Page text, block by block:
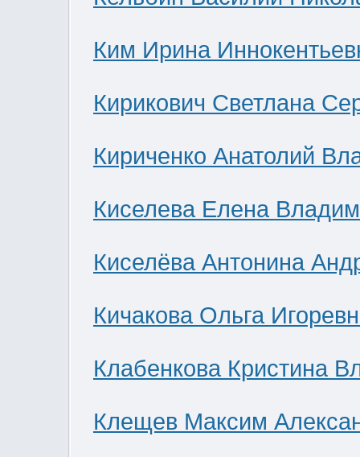
Ким Ирина
Кирикович Светлана
Кириченко Анатолий
Киселева Елена
Киселёва Антонина
Кичакова Ольга
Клабенкова Кристина
Клещев Максим